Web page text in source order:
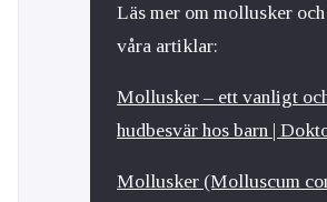
Läs mer om mollusker
våra artiklar:
Mollusker – ett vanligt
hudbesvär hos barn |
Mollusker (Molluscum